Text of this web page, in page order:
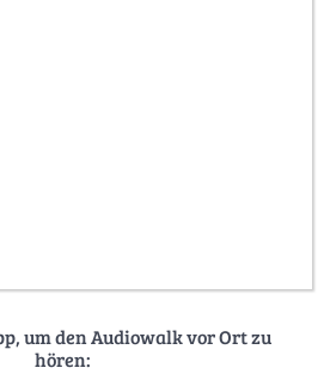
um den Audiowalk vor Ort zu
hören: